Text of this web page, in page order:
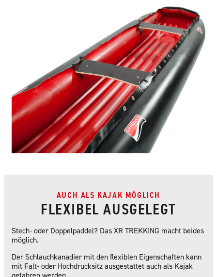
FLEXIBEL AUSGELEGT
AUCH ALS KAJAK MÖGLICH
Stech- oder Doppelpaddel? Das XR TREKKING macht beides
möglich.
Der Schlauchkanadier mit den flexiblen Eigenschaften kann
mit Falt- oder Hochdrucksitz ausgestattet auch als Kajak